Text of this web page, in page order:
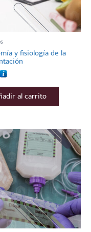
y fisiología de la
al carrito